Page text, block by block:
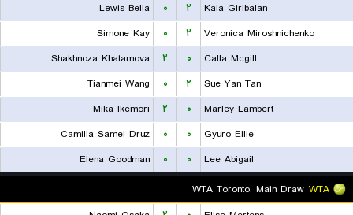
Kaia Giribalan
۲ ۰
Lewis Bella
Veronica Miroshnichenko
۲ ۰
Simone Kay
Calla Mcgill
۰ ۲
Shakhnoza Khatamova
Sue Yan Tan
۲ ۰
Tianmei Wang
Marley Lambert
۰ ۲
Mika Ikemori
Gyuro Ellie
۰ ۰
Camilia Samel Druz
Lee Abigail
۰ ۰
Elena Goodman
WTA
WTA Toronto, Main Draw